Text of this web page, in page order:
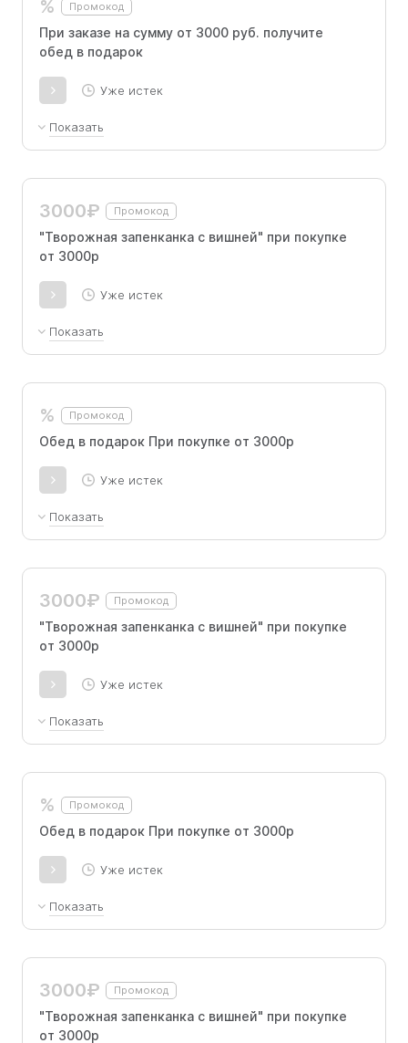
% Промокод
При заказе на сумму от 3000 руб. получите
обед в подарок
Уже истек
Показать
3000₽ Промокод
"Творожная запенканка с вишней" при покупке
от 3000р
Уже истек
Показать
% Промокод
Обед в подарок При покупке от 3000р
Уже истек
Показать
пюре и соусом бешамель, Компот. Промокод
3000₽ Промокод
"Творожная запенканка с вишней" при покупке
от 3000р
Уже истек
Показать
% Промокод
Обед в подарок При покупке от 3000р
Уже истек
Показать
пюре и соусом бешамель, Компот. Промокод
3000₽ Промокод
"Творожная запенканка с вишней" при покупке
от 3000р